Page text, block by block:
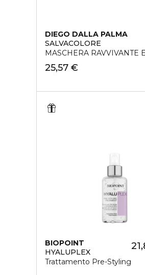
DIEGO DALLA PALMA
SALVACOLORE
MASCHERA RAVVIVANTE
25,57 €
BIOPOINT
HYALUPLEX
Trattamento Pre-Styling